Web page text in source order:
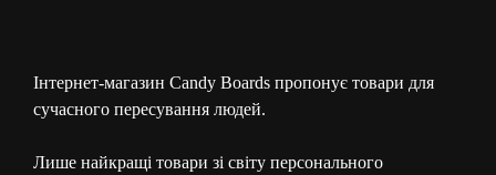
Інтернет-магазин Candy Boards пропонує товари для
сучасного пересування людей.
Лише найкращі товари зі світу персонального